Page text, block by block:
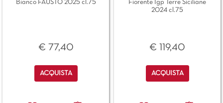
Bianco FAUSTO 2025 cl.75
€ 77,40
Quantità
ACQUISTA
Fiorente Igp Terre Siciliane
2024 cl.75
€ 119,40
Quantità
ACQUISTA